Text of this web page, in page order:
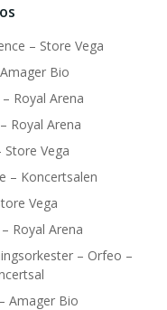
– Store Vega
Bio
Royal Arena
Royal Arena
Store Vega
– Koncertsalen
Vega
Royal Arena
– Orfeo –
Amager Bio